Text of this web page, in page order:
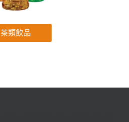
茶類飲品